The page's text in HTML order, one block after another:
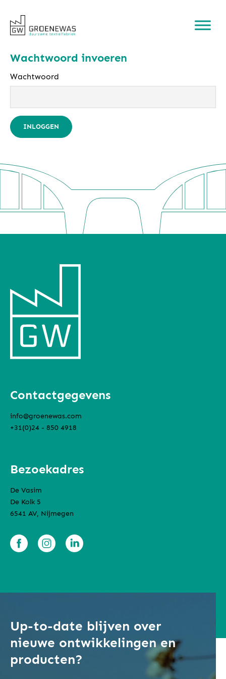
Wachtwoord invoeren
Wachtwoord
INLOGGEN
Contactgegevens
info@groenewas.com
+31(0)24 - 850 4918
Bezoekadres
De Vasim
De Kolk 5
6541 AV, Nijmegen
Up-to-date blijven over
nieuwe ontwikkelingen en
producten?